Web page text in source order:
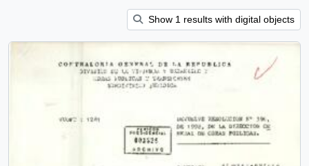
Show 1 results with digital objects